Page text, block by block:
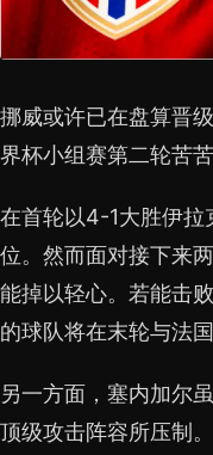
挪威或许已在盘算晋
界杯小组赛第二轮苦
在首轮以4-1大胜伊拉
位。然而面对接下来
能掉以轻心。若能击
的球队将在末轮与法
另一方面，塞内加尔
顶级攻击阵容所压制